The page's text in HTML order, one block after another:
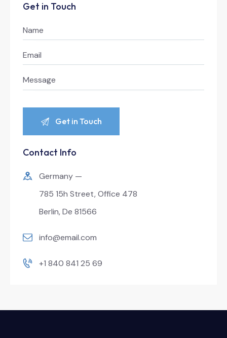
Get in Touch
Contact Info
Germany —
785 15h Street, Office 478
Berlin, De 81566
info@email.com
+1 840 841 25 69